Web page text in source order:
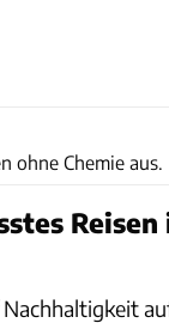
ohne Chemie aus.
Reisen